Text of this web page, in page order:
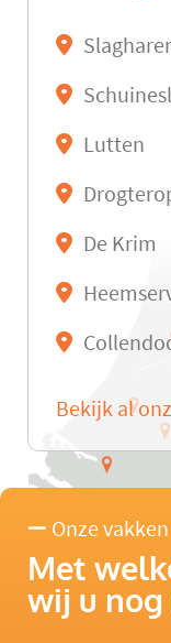
Lutten
De Krim
Bekijk al
Onze vakken
Met
wij u